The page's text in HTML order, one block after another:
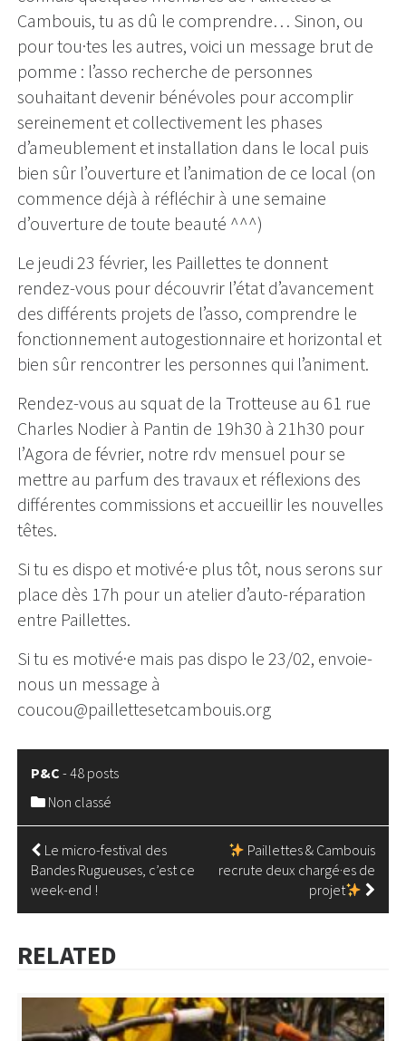
Cambouis, tu as dû le comprendre… Sinon, ou
pour tou·tes les autres, voici un message brut de
pomme : l’asso recherche de personnes
souhaitant devenir bénévoles pour accomplir
sereinement et collectivement les phases
d’ameublement et installation dans le local puis
bien sûr l’ouverture et l’animation de ce local (on
commence déjà à réfléchir à une semaine
d’ouverture de toute beauté ^^^)
Le jeudi 23 février, les Paillettes te donnent
rendez-vous pour découvrir l’état d’avancement
des différents projets de l’asso, comprendre le
fonctionnement autogestionnaire et horizontal et
bien sûr rencontrer les personnes qui l’animent.
Rendez-vous au squat de la Trotteuse au 61 rue
Charles Nodier à Pantin de 19h30 à 21h30 pour
l’Agora de février, notre rdv mensuel pour se
mettre au parfum des travaux et réflexions des
différentes commissions et accueillir les nouvelles
têtes.
Si tu es dispo et motivé·e plus tôt, nous serons sur
place dès 17h pour un atelier d’auto-réparation
entre Paillettes.
Si tu es motivé·e mais pas dispo le 23/02, envoie-
nous un message à
coucou@paillettesetcambouis.org
P&C -48 posts
Non classé
NAVIGATION
DE
L’ARTICLE
Le micro-festival des
Bandes Rugueuses, c’est ce
week-end !
Paillettes & Cambouis
recrute deux chargé·es de
projet
RELATED